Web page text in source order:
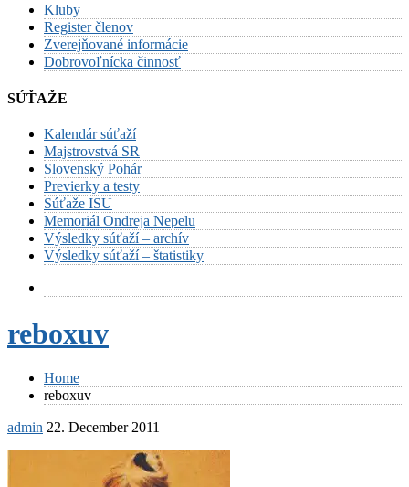
Kluby
Register členov
Zverejňované informácie
Dobrovoľnícka činnosť
SÚŤAŽE
Kalendár súťaží
Majstrovstvá SR
Slovenský Pohár
Previerky a testy
Súťaže ISU
Memoriál Ondreja Nepelu
Výsledky súťaží – archív
Výsledky súťaží – štatistiky
reboxuv
Home
reboxuv
admin 22. December 2011